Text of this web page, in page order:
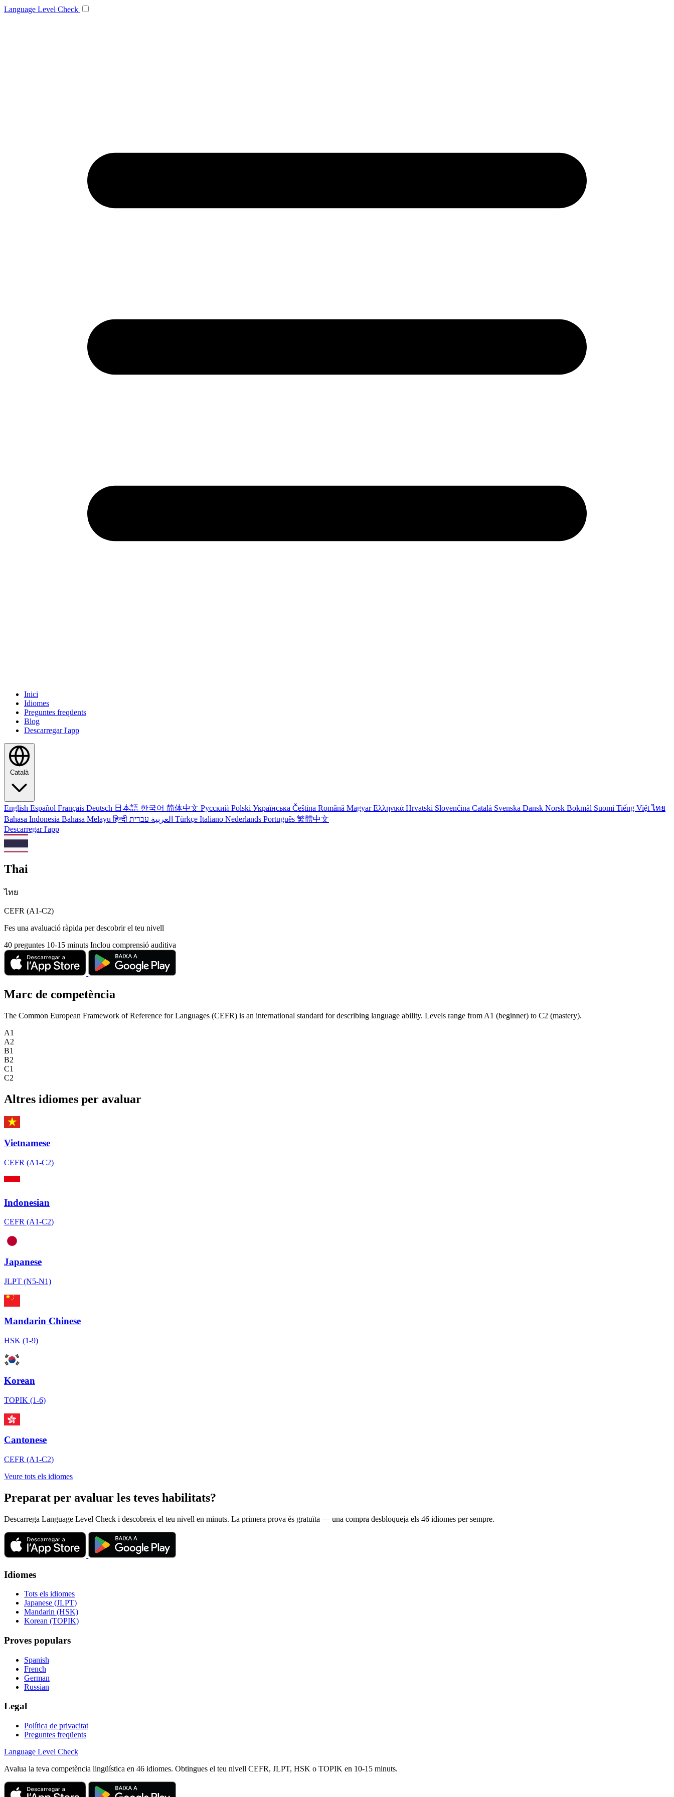
Language Level Check
Inici
Idiomes
Preguntes freqüents
Blog
Descarregar l'app
Català
English Español Français Deutsch 日本語 한국어 简体中文 Русский Polski Українська Čeština Română MagyarΕλληνικά Hrvatski Slovenčina Català Svenska Dansk Norsk Bokmål Suomi Tiếng Việtไทย
Bahasa Indonesia Bahasa Melayuहिन्दी العربية Türkçe Italiano Nederlands Português 繁體中文
Descarregar l'app
Thai
ไทย
CEFR (A1-C2)
Fes una avaluació ràpida per descobrir el teu nivell
40 preguntes 10-15 minuts Inclou comprensió auditiva
Marc de competència
The Common European Framework of Reference for Languages (CEFR) is an international standard for describing language ability. Levels range from A1 (beginner) to C2 (mastery).
A1
A2
B1
B2
C1
C2
Altres idiomes per avaluar
Vietnamese
CEFR (A1-C2)
Indonesian
CEFR (A1-C2)
Japanese
JLPT (N5-N1)
Mandarin Chinese
HSK (1-9)
Korean
TOPIK (1-6)
Cantonese
CEFR (A1-C2)
Veure tots els idiomes
Preparat per avaluar les teves habilitats?
Descarrega Language Level Check i descobreix el teu nivell en minuts. La primera prova és gratuïta — una compra desbloqueja els 46 idiomes per sempre.
Idiomes
Tots els idiomes
Japanese (JLPT)
Mandarin (HSK)
Korean (TOPIK)
Proves populars
Spanish
French
German
Russian
Legal
Política de privacitat
Preguntes freqüents
Language Level Check
Avalua la teva competència lingüística en 46 idiomes. Obtingues el teu nivell CEFR, JLPT, HSK o TOPIK en 10-15 minuts.